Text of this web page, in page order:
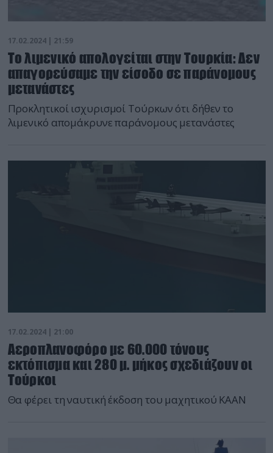
17.02.2024 | 21:59
Το λιμενικό απολογείται στην Τουρκία: Δεν
απαγορεύσαμε την είσοδο σε παράνομους
μετανάστες
Προκλητικοί ισχυρισμοί Τούρκων ότι δήθεν το
λιμενικό απομάκρυνε παράνομους μετανάστες
17.02.2024 | 21:00
Αεροπλανοφόρο με 60.000 τόνους
εκτόπισμα και 280 μ. μήκος σχεδιάζουν οι
Τούρκοι
Θα φέρει τη ναυτική έκδοση του μαχητικού ΚΑΑΝ